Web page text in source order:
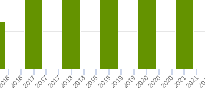
201620172017201720182018201820192019201920202020202020212021